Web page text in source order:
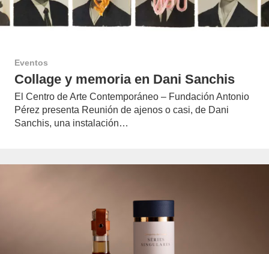
Eventos
Collage y memoria en Dani Sanchis
El Centro de Arte Contemporáneo – Fundación Antonio
Pérez presenta Reunión de ajenos o casi, de Dani
Sanchis, una instalación…